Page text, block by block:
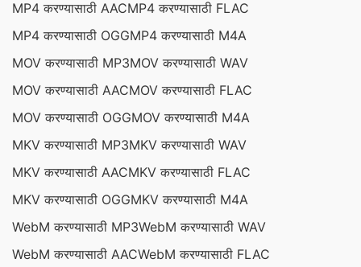
MP4 करण्यासाठी AACMP4 करण्यासाठी FLAC
MP4 करण्यासाठी OGGMP4 करण्यासाठी M4A
MOV करण्यासाठी MP3MOV करण्यासाठी WAV
MOV करण्यासाठी AACMOV करण्यासाठी FLAC
MOV करण्यासाठी OGGMOV करण्यासाठी M4A
MKV करण्यासाठी MP3MKV करण्यासाठी WAV
MKV करण्यासाठी AACMKV करण्यासाठी FLAC
MKV करण्यासाठी OGGMKV करण्यासाठी M4A
WebM करण्यासाठी MP3WebM करण्यासाठी WAV
WebM करण्यासाठी AACWebM करण्यासाठी FLAC